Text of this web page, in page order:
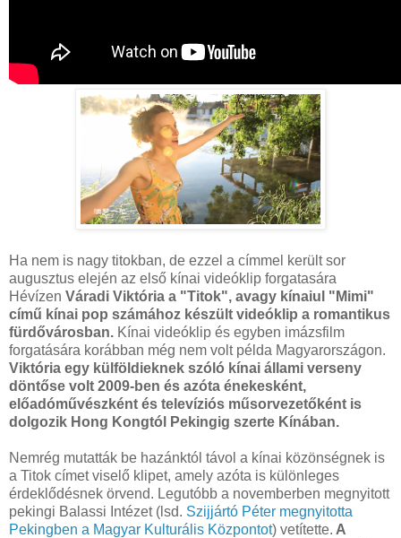
Ha nem is nagy titokban, de ezzel a címmel került sor
augusztus elején az első kínai videóklip forgatasára
Hévízen Váradi Viktória a "Titok", avagy kínaiul "Mimi"
című kínai pop számához készült videóklip a romantikus
fürdővárosban. Kínai videóklip és egyben imázsfilm
forgatására korábban még nem volt példa Magyarországon.
Viktória egy külföldieknek szóló kínai állami verseny
döntőse volt 2009-ben és azóta énekesként,
előadóművészként és televíziós műsorvezetőként is
dolgozik Hong Kongtól Pekingig szerte Kínában.
Nemrég mutatták be hazánktól távol a kínai közönségnek is
a Titok címet viselő klipet, amely azóta is különleges
érdeklődésnek örvend. Legutóbb a novemberben megnyitott
pekingi Balassi Intézet (lsd. Szijjártó Péter megnyitotta
Pekingben a Magyar Kulturális Központot) vetítette. A